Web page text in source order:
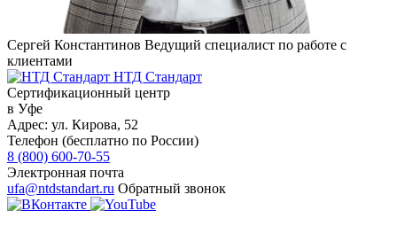
Сергей Константинов Ведущий специалист по работе с
клиентами
НТД Стандарт
Сертификационный центр
в Уфе
Адрес: ул. ​​Кирова, 52
Телефон (бесплатно по России)
8 (800) 600-70-55
Электронная почта
ufa@ntdstandart.ru Обратный звонок